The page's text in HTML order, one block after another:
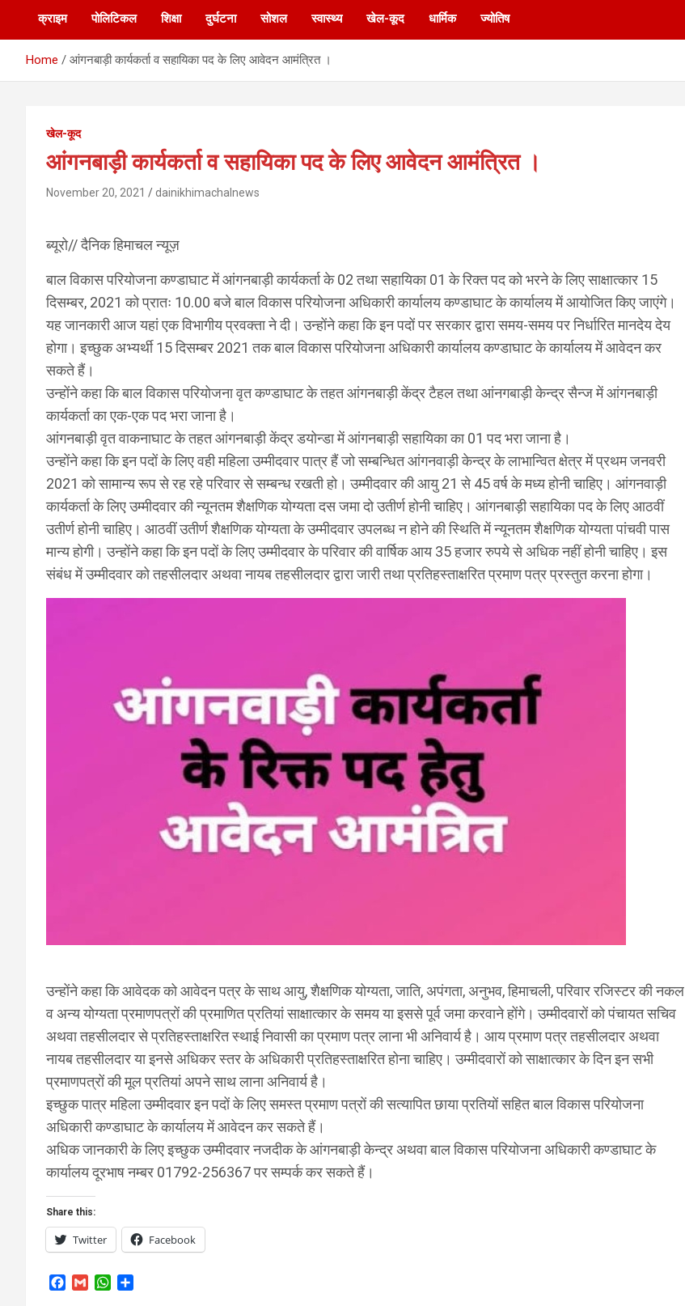
क्राइम पोलिटिकल शिक्षा दुर्घटना सोशल स्वास्थ्य खेल-कूद धार्मिक ज्योतिष
Home आंगनबाड़ी कार्यकर्ता व सहायिका पद के लिए आवेदन आमंत्रित ।
खेल-कूद
आंगनबाड़ी कार्यकर्ता व सहायिका पद के लिए आवेदन आमंत्रित ।
November 20, 2021 dainikhimachalnews
ब्यूरो// दैनिक हिमाचल न्यूज़
बाल विकास परियोजना कण्डाघाट में आंगनबाड़ी कार्यकर्ता के 02 तथा सहायिका 01 के रिक्त पद को भरने के लिए साक्षात्कार 15
दिसम्बर, 2021 को प्रातः 10.00 बजे बाल विकास परियोजना अधिकारी कार्यालय कण्डाघाट के कार्यालय में आयोजित किए जाएंगे।
यह जानकारी आज यहां एक विभागीय प्रवक्ता ने दी। उन्होंने कहा कि इन पदों पर सरकार द्वारा समय-समय पर निर्धारित मानदेय देय
होगा। इच्छुक अभ्यर्थी 15 दिसम्बर 2021 तक बाल विकास परियोजना अधिकारी कार्यालय कण्डाघाट के कार्यालय में आवेदन कर
सकते हैं।
उन्होंने कहा कि बाल विकास परियोजना वृत कण्डाघाट के तहत आंगनबाड़ी केंद्र टैहल तथा आंनगबाड़ी केन्द्र सैन्ज में आंगनबाड़ी
कार्यकर्ता का एक-एक पद भरा जाना है।
आंगनबाड़ी वृत वाकनाघाट के तहत आंगनबाड़ी केंद्र डयोन्डा में आंगनबाड़ी सहायिका का 01 पद भरा जाना है।
उन्होंने कहा कि इन पदों के लिए वही महिला उम्मीदवार पात्र हैं जो सम्बन्धित आंगनवाड़ी केन्द्र के लाभान्वित क्षेत्र में प्रथम जनवरी
2021 को सामान्य रूप से रह रहे परिवार से सम्बन्ध रखती हो। उम्मीदवार की आयु 21 से 45 वर्ष के मध्य होनी चाहिए। आंगनवाड़ी
कार्यकर्ता के लिए उम्मीदवार की न्यूनतम शैक्षणिक योग्यता दस जमा दो उतीर्ण होनी चाहिए। आंगनबाड़ी सहायिका पद के लिए आठवीं
उतीर्ण होनी चाहिए। आठवीं उतीर्ण शैक्षणिक योग्यता के उम्मीदवार उपलब्ध न होने की स्थिति में न्यूनतम शैक्षणिक योग्यता पांचवी पास
मान्य होगी। उन्होंने कहा कि इन पदों के लिए उम्मीदवार के परिवार की वार्षिक आय 35 हजार रुपये से अधिक नहीं होनी चाहिए। इस
संबंध में उम्मीदवार को तहसीलदार अथवा नायब तहसीलदार द्वारा जारी तथा प्रतिहस्ताक्षरित प्रमाण पत्र प्रस्तुत करना होगा।
उन्होंने कहा कि आवेदक को आवेदन पत्र के साथ आयु, शैक्षणिक योग्यता, जाति, अपंगता, अनुभव, हिमाचली, परिवार रजिस्टर की नकल
व अन्य योग्यता प्रमाणपत्रों की प्रमाणित प्रतियां साक्षात्कार के समय या इससे पूर्व जमा करवाने होंगे। उम्मीदवारों को पंचायत सचिव
अथवा तहसीलदार से प्रतिहस्ताक्षरित स्थाई निवासी का प्रमाण पत्र लाना भी अनिवार्य है। आय प्रमाण पत्र तहसीलदार अथवा
नायब तहसीलदार या इनसे अधिकर स्तर के अधिकारी प्रतिहस्ताक्षरित होना चाहिए। उम्मीदवारों को साक्षात्कार के दिन इन सभी
प्रमाणपत्रों की मूल प्रतियां अपने साथ लाना अनिवार्य है।
इच्छुक पात्र महिला उम्मीदवार इन पदों के लिए समस्त प्रमाण पत्रों की सत्यापित छाया प्रतियों सहित बाल विकास परियोजना
अधिकारी कण्डाघाट के कार्यालय में आवेदन कर सकते हैं।
अधिक जानकारी के लिए इच्छुक उम्मीदवार नजदीक के आंगनबाड़ी केन्द्र अथवा बाल विकास परियोजना अधिकारी कण्डाघाट के
कार्यालय दूरभाष नम्बर 01792-256367 पर सम्पर्क कर सकते हैं।
Share this:
Twitter Facebook
W